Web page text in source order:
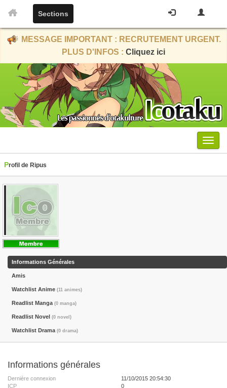
Sections
MESSAGE IMPORTANT : RECRUTEMENT URGENT.
PLUS D'INFOS : Cliquez ici
Menu
Profil de Ripus
Informations Générales
Amis
Watchlist Anime (11 animes)
Readlist Manga (0 manga)
Readlist Novel (0 novel)
Watchlist Drama (0 drama)
Informations générales
Dernière connexion
11/10/2015 20:54:30
ICP
0